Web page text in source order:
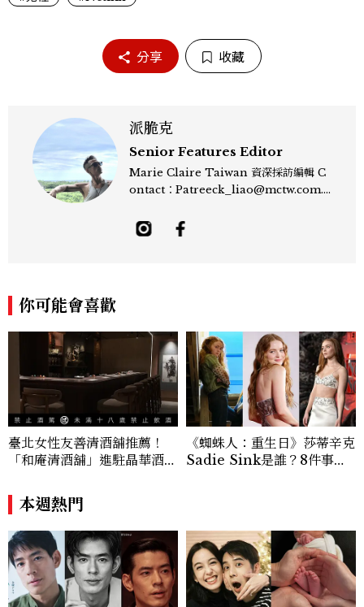
分享 收藏
派脆克
Senior Features Editor
Marie Claire Taiwan 資深採訪編輯 C
ontact：Patreeck_liao@mctw.com.t
敏銳的觀察力與敘事能力，撰寫出兼具深度
與美感的專題內容，長期關注亞洲娛樂、人
力的跨平台敘事語言。認為好的內容不僅是
記錄時代，更是溫柔的行動——在每一段訪
談與每一篇文章裡，留下值得反覆回味的
光。
你可能會喜歡
臺北女性友善清酒舖推薦！
「和庵清酒舖」進駐晶華酒
180元起輕鬆微醺
《蜘蛛人：重生日》莎蒂辛克
Sadie Sink是誰？8件事認
本週熱門